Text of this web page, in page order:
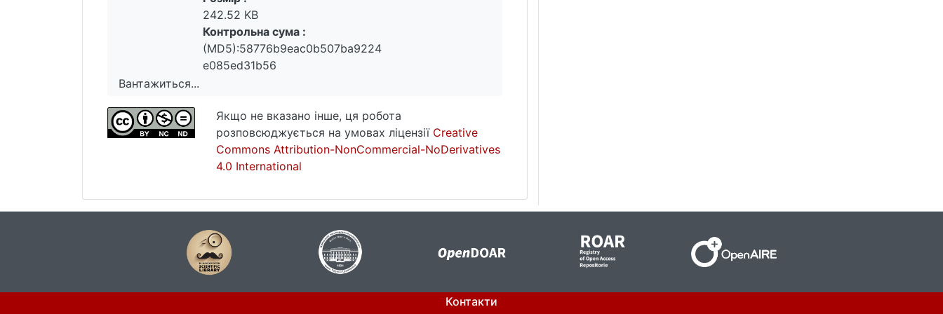
Вантажиться...
Вантажиться...
242.52 KB
Контрольна сума :
(MD5):58776b9eac0b507ba9224
e085ed31b56
Якщо не вказано інше, ця робота
розповсюджується на умовах ліцензії Creative
Commons Attribution-NonCommercial-NoDerivatives
4.0 International
Контакти